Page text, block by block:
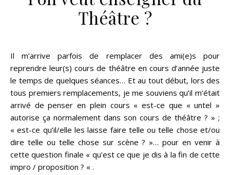
Théâtre ?
Il m’arrive parfois de remplacer des ami(e)s pour
reprendre leur(s) cours de théâtre en cours d’année juste
le temps de quelques séances… Et au tout début, lors des
tous premiers remplacements, je me souviens qu’il m’était
arrivé de penser en plein cours « est-ce que « untel »
autorise ça normalement dans son cours de théâtre ? » ;
« est-ce qu’il/elle les laisse faire telle ou telle chose et/ou
dire telle ou telle chose sur scène ? »… pour en venir à
cette question finale « qu’est ce que je dis à la fin de cette
impro / proposition ? « .